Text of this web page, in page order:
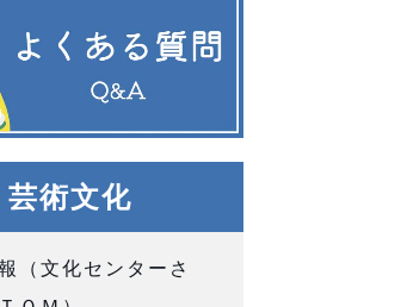
芸術文化
（文化センターさ